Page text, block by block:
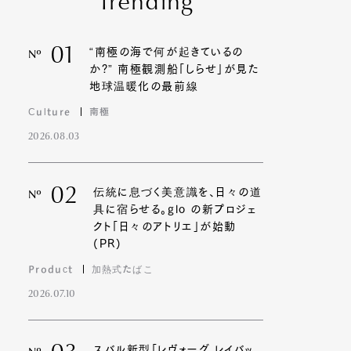
Nº 01
“南極の海で何が起きているの
か?” 南極観測船「しらせ」が見た
地球温暖化の最前線
Culture 南極
2026.08.03
Nº 02
伝統に息づく美意識を、日々の道
具に宿らせる。glo の新プロジェ
クト「日々のアトリエ」が始動
(PR)
Product 加熱式たばこ
2026.07.10